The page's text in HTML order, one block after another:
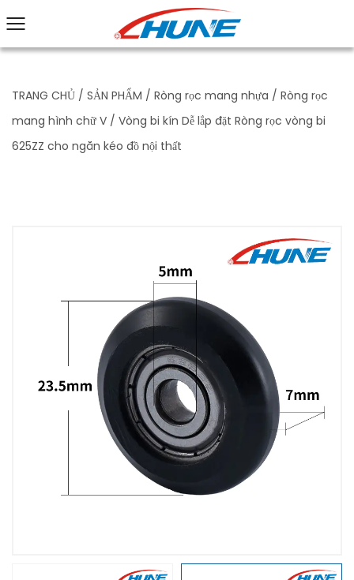
TRANG CHỦ / SẢN PHẨM / Ròng rọc mang nhựa / Ròng rọc
mang hình chữ V / Vòng bi kín Dễ lắp đặt Ròng rọc vòng bi
625ZZ cho ngăn kéo đồ nội thất